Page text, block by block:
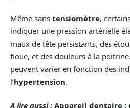
Même sans tensiomètre,
indiquer une pression artérielle
maux de tête persistants, des
floue, et des douleurs à la
peuvent varier en fonction des
l’hypertension.
A lire aussi : Appareil dentaire :